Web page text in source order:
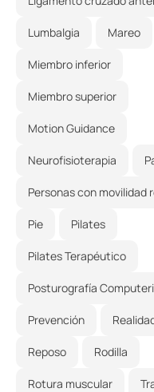
Lumbalgia Mareo
Miembro inferior
Miembro superior
Motion Guidance
Neurofisioterapia
Personas con movilidad
Pie Pilates
Pilates Terapéutico
Posturografía
Prevención
Reposo Rodilla
Rotura muscular